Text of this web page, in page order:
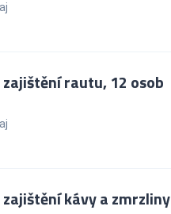
rautu, 12 osob
kávy a